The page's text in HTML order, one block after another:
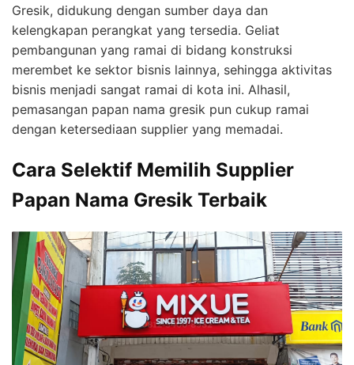
Gresik, didukung dengan sumber daya dan
kelengkapan perangkat yang tersedia. Geliat
pembangunan yang ramai di bidang konstruksi
merembet ke sektor bisnis lainnya, sehingga aktivitas
bisnis menjadi sangat ramai di kota ini. Alhasil,
pemasangan papan nama gresik pun cukup ramai
dengan ketersediaan supplier yang memadai.
Cara Selektif Memilih Supplier
Papan Nama Gresik Terbaik